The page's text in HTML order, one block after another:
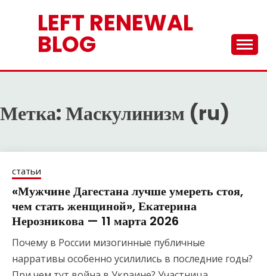
содержимомуLEFT RENEWAL
BLOG
Метка:Маскулинизм (ru)
статьи
«Мужчине Дагестана лучше умереть стоя,
чем стать женщиной», Екатерина
Нерозникова — 11 марта 2026
Почему в России мизогинные публичные
нарративы особенно усилились в последние годы?